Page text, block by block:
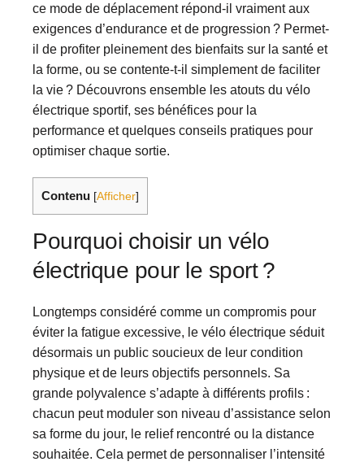
ce mode de déplacement répond-il vraiment aux
exigences d’endurance et de progression ? Permet-
il de profiter pleinement des bienfaits sur la santé et
la forme, ou se contente-t-il simplement de faciliter
la vie ? Découvrons ensemble les atouts du vélo
électrique sportif, ses bénéfices pour la
performance et quelques conseils pratiques pour
optimiser chaque sortie.
Contenu [Afficher]
Pourquoi choisir un vélo
électrique pour le sport ?
Longtemps considéré comme un compromis pour
éviter la fatigue excessive, le vélo électrique séduit
désormais un public soucieux de leur condition
physique et de leurs objectifs personnels. Sa
grande polyvalence s’adapte à différents profils :
chacun peut moduler son niveau d’assistance selon
sa forme du jour, le relief rencontré ou la distance
souhaitée. Cela permet de personnaliser l’intensité